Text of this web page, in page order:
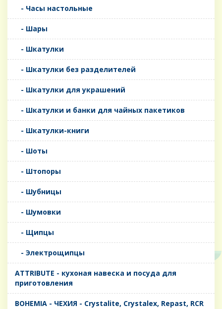
- Часы настольные
- Шары
- Шкатулки
- Шкатулки без разделителей
- Шкатулки для украшений
- Шкатулки и банки для чайных пакетиков
- Шкатулки-книги
- Шоты
- Штопоры
- Шубницы
- Шумовки
- Щипцы
- Электрощипцы
ATTRIBUTE - кухоная навеска и посуда для
приготовления
BOHEMIA - ЧЕХИЯ - Crystalite, Crystalex, Repast, RCR